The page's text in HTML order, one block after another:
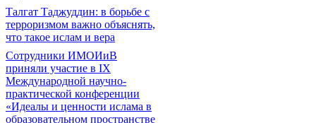
Талгат Таджуддин: в борьбе с
терроризмом важно объяснять,
что такое ислам и вера
Сотрудники ИМОИиВ
приняли участие в IX
Международной научно-
практической конференции
«Идеалы и ценности ислама в
образовательном пространстве